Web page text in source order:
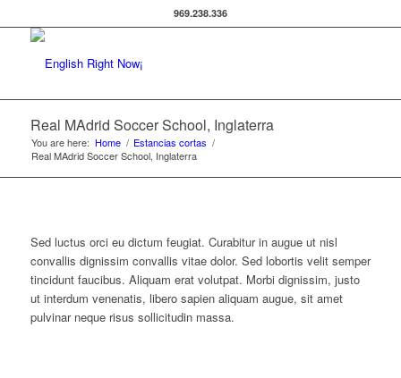
969.238.336
Real MAdrid Soccer School, Inglaterra
You are here: Home / Estancias cortas /
Real MAdrid Soccer School, Inglaterra
Sed luctus orci eu dictum feugiat. Curabitur in augue ut nisl
convallis dignissim convallis vitae dolor. Sed lobortis velit semper
tincidunt faucibus. Aliquam erat volutpat. Morbi dignissim, justo
ut interdum venenatis, libero sapien aliquam augue, sit amet
pulvinar neque risus sollicitudin massa.